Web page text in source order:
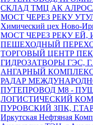
СКЛАД ТМЦ АК
МОСТ ЧЕРЕЗ РЕКУ
Химический цех Ново-
МОСТ ЧЕРЕЗ РЕКУ ЕЙ,
ПЕШЕХОДНЫЙ
ТОРГОВЫЙ ЦЕНТР
ГИДРОЗАТВОРЫ ГЭС,
АНГАРНЫЙ
РАДАР
ПУТЕПРОВОД М8 -
ЛОГИСТИЧЕСКИЙ
ПУРОВСКИЙ ЗПК,
Иркутская Нефтяная